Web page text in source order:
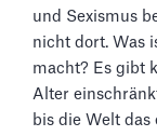
und Sexismus
nicht dort. Was
macht? Es gibt
Alter
bis die Welt das